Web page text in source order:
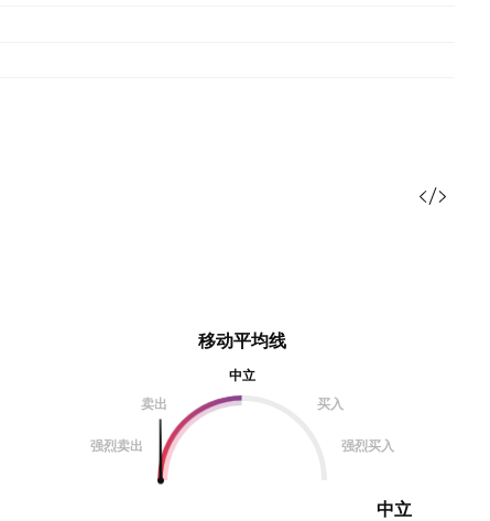
移动平均线
中立
卖出
买入
强烈卖出 强烈买入
中立